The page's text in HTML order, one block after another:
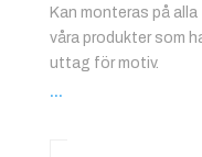
Kan monteras på alla
våra produkter som
uttag för motiv.
...